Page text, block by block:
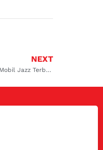
NEXT
Tune Up Mobil Jazz Terbaik